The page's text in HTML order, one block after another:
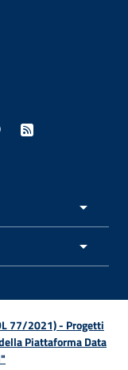
in nuova finestra
nuova finestra
- Apertura in
- Apertura in
esterno -
- Sito esterno -
- Sito
Feed RSS -
77/2021) - Progetti
Piattaforma Data